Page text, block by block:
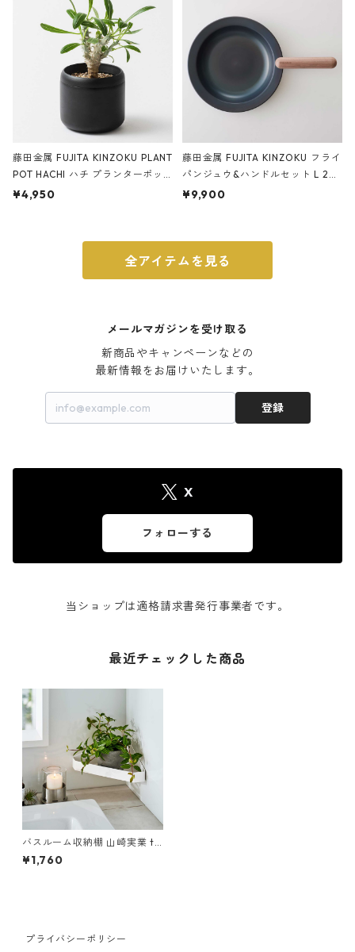
藤田金属 FUJITA KINZOKU PLANT
POT HACHI ハチ プランターポッ
ト 3号 ブラック
¥4,950
藤田金属 FUJITA KINZOKU フライ
パンジュウ&ハンドルセット L 24c
m ガス火・IH対応 鉄フライパン
¥9,900
全アイテムを見る
メールマガジンを受け取る
新商品やキャンペーンなどの
最新情報をお届けいたします。
登録
X
フォローする
当ショップは適格請求書発行事業者です。
最近チェックした商品
バスルーム収納棚 山崎実業 to
wer タワー リバーシブルマグ
ネットバスルームコーナーラ
¥1,760
プライバシーポリシー